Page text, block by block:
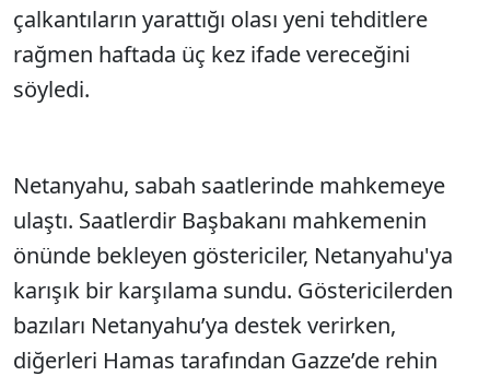
çalkantıların yarattığı olası yeni tehditlere
rağmen haftada üç kez ifade vereceğini
söyledi.
Netanyahu, sabah saatlerinde mahkemeye
ulaştı. Saatlerdir Başbakanı mahkemenin
önünde bekleyen göstericiler, Netanyahu'ya
karışık bir karşılama sundu. Göstericilerden
bazıları Netanyahu’ya destek verirken,
diğerleri Hamas tarafından Gazze’de rehin